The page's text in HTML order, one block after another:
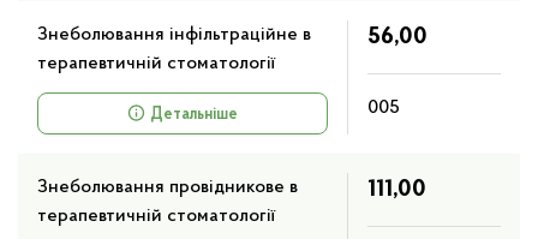
Теплотерапевтичні процедури
Інгаляційні процедури
Знеболювання інфільтраційне в
терапевтичній стоматології
56,00
005
Детальніше
Знеболювання провідникове в
терапевтичній стоматології
111,00